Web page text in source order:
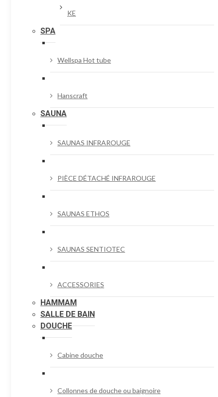
KE
SPA
Wellspa Hot tube
Hanscraft
SAUNA
SAUNAS INFRAROUGE
PIÈCE DÉTACHÉ INFRAROUGE
SAUNAS ETHOS
SAUNAS SENTIOTEC
ACCESSORIES
HAMMAM
SALLE DE BAIN
DOUCHE
Cabine douche
Collonnes de douche ou baignoire